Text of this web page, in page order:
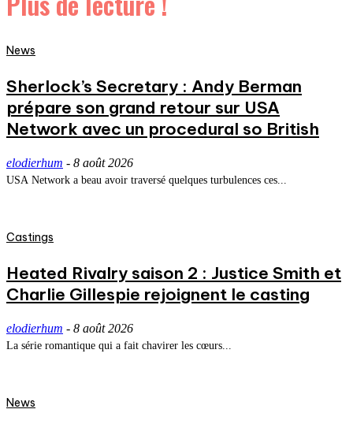
News
Sherlock’s Secretary : Andy Berman
prépare son grand retour sur USA
Network avec un procedural so British
elodierhum - 8 août 2026
USA Network a beau avoir traversé quelques turbulences ces...
Castings
Heated Rivalry saison 2 : Justice Smith et
Charlie Gillespie rejoignent le casting
elodierhum - 8 août 2026
La série romantique qui a fait chavirer les cœurs...
News